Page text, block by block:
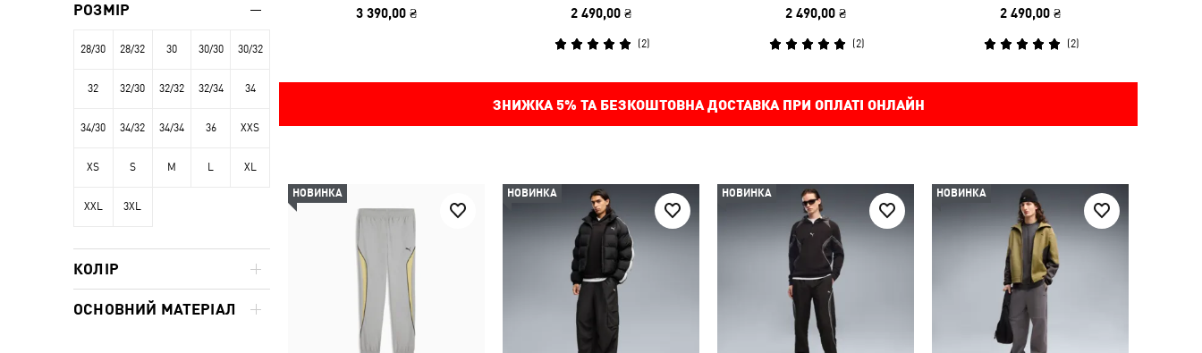
3 390,00 ₴ 2 490,00 ₴
(2)
2 490,00 ₴
(2)
2 490,00 ₴
(2)
ЗНИЖКА 5% ТА БЕЗКОШТОВНА ДОСТАВКА ПРИ ОПЛАТІ ОНЛАЙН
НОВИНКА НОВИНКА НОВИНКА НОВИНКА
РОЗМІР
28/30 28/32 30 30/30 30/32
32 32/30 32/32 32/34 34
34/30 34/32 34/34 36 XXS
XS S M L XL
XXL 3XL
КОЛІР
ОСНОВНИЙ МАТЕРІАЛ